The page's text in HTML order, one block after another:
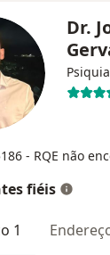
Dr.
- RQE não
fiéis
1